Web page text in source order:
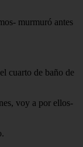
murmuró antes
cuarto de baño de
voy a por ellos-